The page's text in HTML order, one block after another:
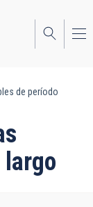
de período